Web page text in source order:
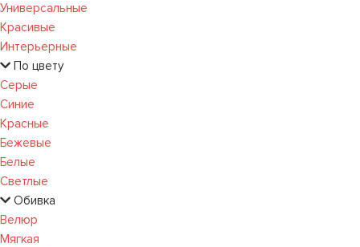
Универсальные
Красивые
Интерьерные
По цвету
Серые
Синие
Красные
Бежевые
Белые
Светлые
Обивка
Велюр
Мягкая